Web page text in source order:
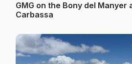
GMG on the Bony del Manyer
Carbassa